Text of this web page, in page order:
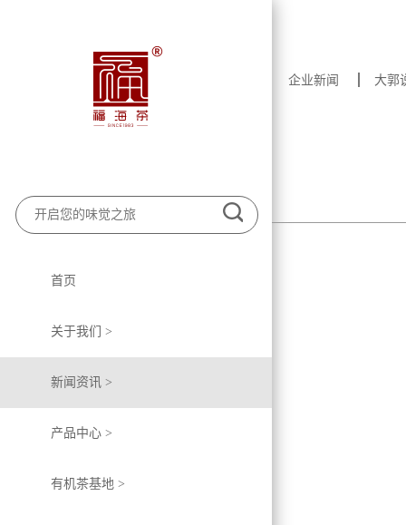
首页
关于我们 >
新闻资讯 >
产品中心 >
有机茶基地 >
企业新闻 大郭